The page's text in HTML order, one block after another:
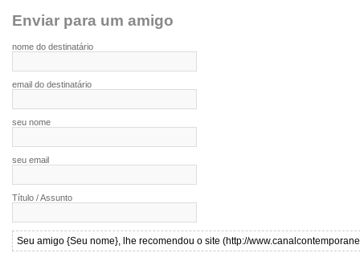
Enviar para um amigo
nome do destinatário
email do destinatário
seu nome
seu email
Título / Assunto
Seu amigo {Seu nome}, lhe recomendou o site (http://